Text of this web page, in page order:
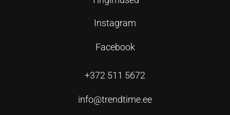
Instagram
Facebook
+372 511 5672
info@trendtime.ee